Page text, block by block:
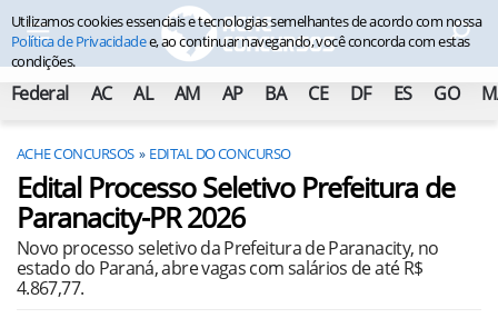
Federal AC AL AM AP BA CE DF ES GO
ACHE CONCURSOS EDITAL DO CONCURSO
Edital Processo Seletivo Prefeitura de
Paranacity-PR 2026
Novo processo seletivo da Prefeitura de Paranacity, no
estado do Paraná, abre vagas com salários de até R$
4.867,77.
Utilizamos cookies essenciais e tecnologias semelhantes de acordo com nossa
Política de Privacidadee, ao continuar navegando, você concorda com estas
condições.